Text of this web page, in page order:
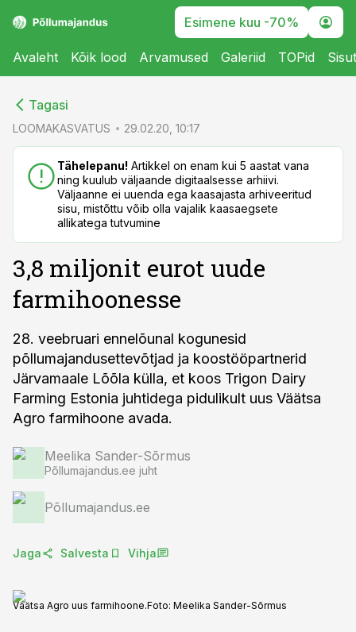
Esimene kuu -70%
Avaleht Kõik lood Arvamused Galeriid TOPid
Tagasi
LOOMAKASVATUS 29.02.20, 10:17
Tähelepanu! Artikkel on enam kui 5 aastat vana
ning kuulub väljaande digitaalsesse arhiivi.
Väljaanne ei uuenda ega kaasajasta arhiveeritud
sisu, mistõttu võib olla vajalik kaasaegsete
allikatega tutvumine
3,8 miljonit eurot uude
farmihoonesse
28. veebruari ennelõunal kogunesid
põllumajandusettevõtjad ja koostööpartnerid
Järvamaale Lõõla külla, et koos Trigon Dairy
Farming Estonia juhtidega pidulikult uus Väätsa
Agro farmihoone avada.
Meelika Sander-Sõrmus
Põllumajandus.ee juht
Põllumajandus.ee
Jaga Salvesta Vihja
Väätsa Agro uus farmihoone.Foto: Meelika Sander-Sõrmus